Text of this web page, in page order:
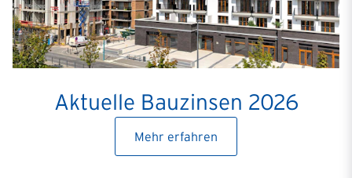
Aktuelle Bauzinsen 2026
Mehr erfahren